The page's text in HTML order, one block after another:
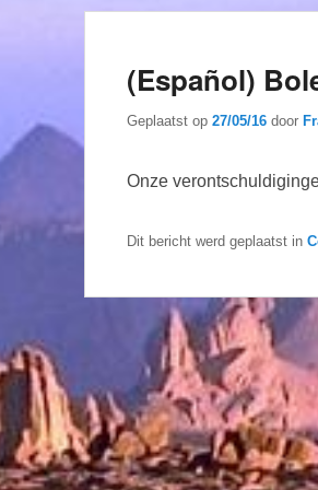
(Español)
Geplaatst op 27/05/16 door
Onze
Dit bericht werd geplaatst in